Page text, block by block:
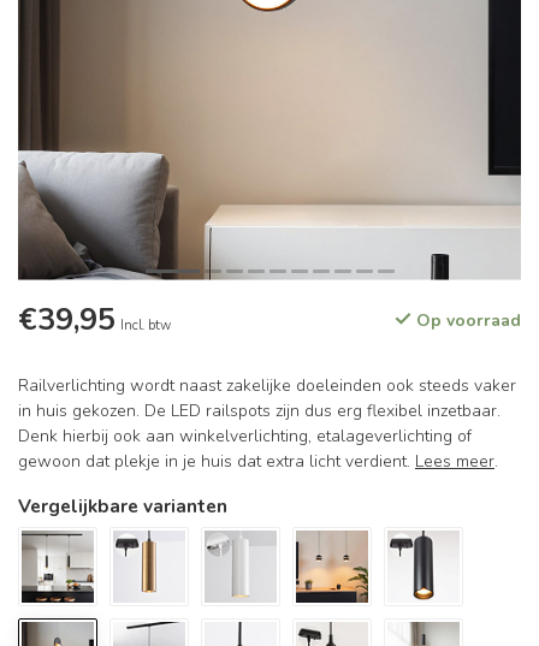
€39,95 Incl. btw Op voorraad
Railverlichting wordt naast zakelijke doeleinden ook steeds vaker
in huis gekozen. De LED railspots zijn dus erg flexibel inzetbaar.
Denk hierbij ook aan winkelverlichting, etalageverlichting of
gewoon dat plekje in je huis dat extra licht verdient. Lees meer.
Vergelijkbare varianten